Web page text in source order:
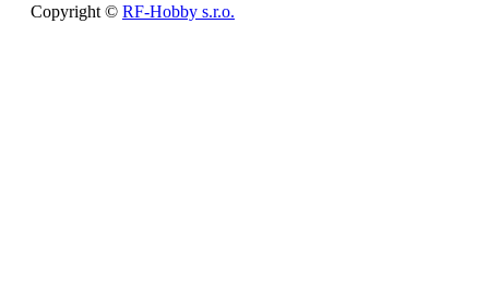
Copyright © RF-Hobby s.r.o.